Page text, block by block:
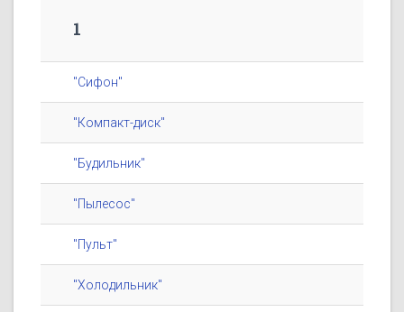
1
"Сифон"
"Компакт-диск"
"Будильник"
"Пылесос"
"Пульт"
"Холодильник"